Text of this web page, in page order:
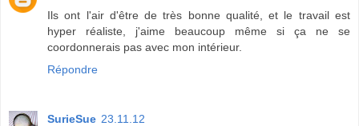
Ils ont l'air d'être de très bonne qualité, et le travail est
hyper réaliste, j'aime beaucoup même si ça ne se
coordonnerais pas avec mon intérieur.
Répondre
SurieSue 23.11.12